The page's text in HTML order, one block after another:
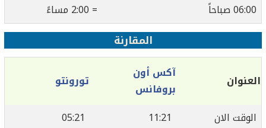
06:00 صباحاً
= 2:00 مساءً
المقارنة
العنوان
آكس أون
بروفانس
تورونتو
الوقت الان
11:21
05:21